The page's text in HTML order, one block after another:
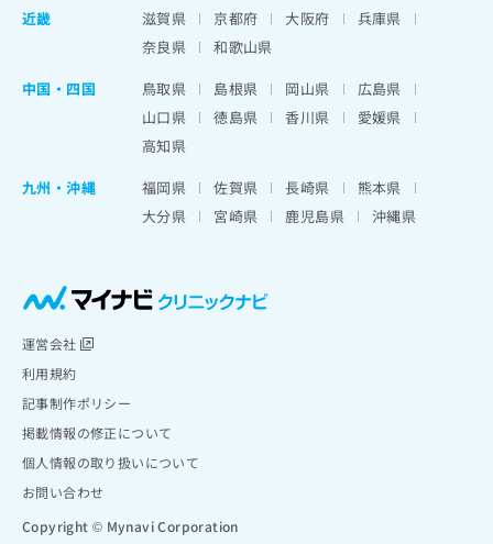
近畿
滋賀県 京都府 大阪府
兵庫県
奈良県
和歌山県
中国・四国
鳥取県 島根県 岡山県
広島県
山口県
徳島県 香川県
愛媛県
高知県
九州・沖縄
福岡県 佐賀県 長崎県
熊本県
大分県
宮崎県 鹿児島県 沖縄県
運営会社
利用規約
記事制作ポリシー
掲載情報の修正について
個人情報の取り扱いについて
お問い合わせ
Copyright © Mynavi Corporation